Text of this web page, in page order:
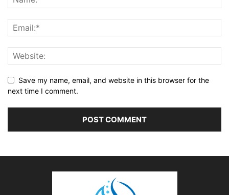
Save my name, email, and website in this browser for the
next time I comment.